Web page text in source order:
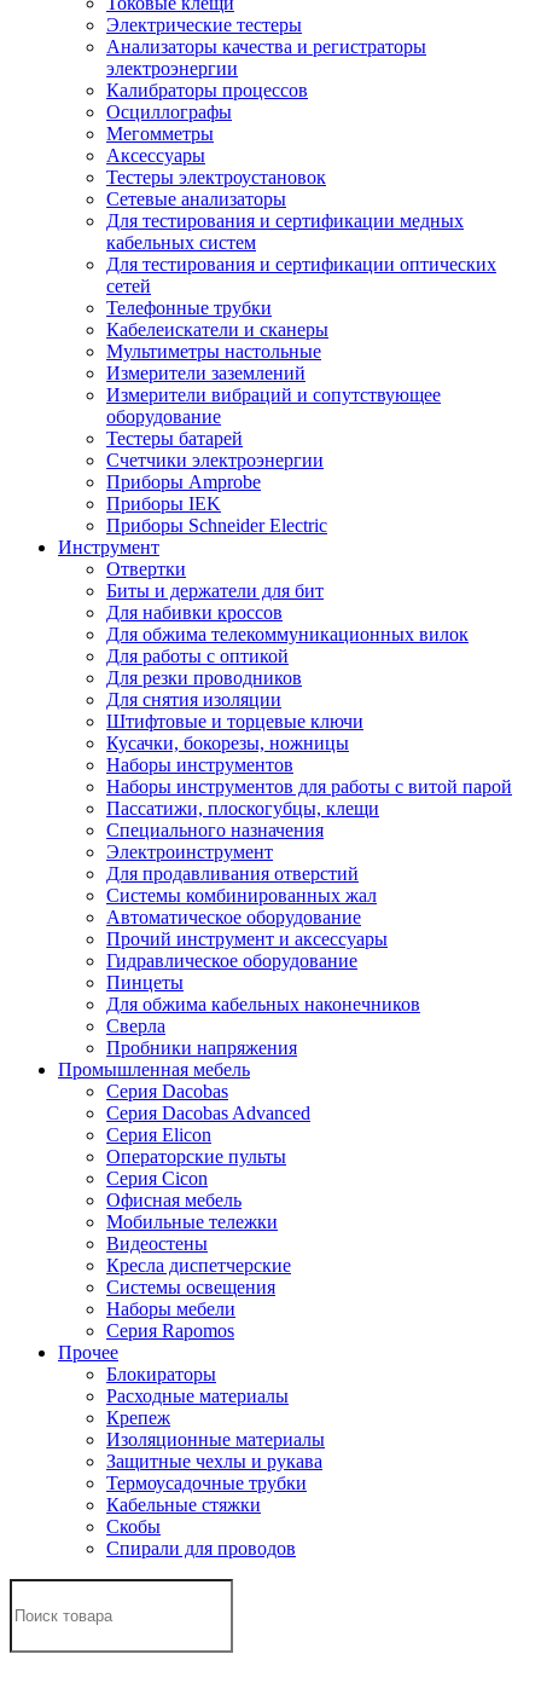
Электрические тестеры
Анализаторы качества и регистраторы
электроэнергии
Калибраторы процессов
Осциллографы
Мегомметры
Аксессуары
Тестеры электроустановок
Сетевые анализаторы
Для тестирования и сертификации медных
кабельных систем
Для тестирования и сертификации оптических
сетей
Телефонные трубки
Кабелеискатели и сканеры
Мультиметры настольные
Измерители заземлений
Измерители вибраций и сопутствующее
оборудование
Тестеры батарей
Счетчики электроэнергии
Приборы Amprobe
Приборы IEK
Приборы Schneider Electric
Инструмент
Отвертки
Биты и держатели для бит
Для набивки кроссов
Для обжима телекоммуникационных вилок
Для работы с оптикой
Для резки проводников
Для снятия изоляции
Штифтовые и торцевые ключи
Кусачки, бокорезы, ножницы
Наборы инструментов
Наборы инструментов для работы с витой парой
Пассатижи, плоскогубцы, клещи
Специального назначения
Электроинструмент
Для продавливания отверстий
Системы комбинированных жал
Автоматическое оборудование
Прочий инструмент и аксессуары
Гидравлическое оборудование
Пинцеты
Для обжима кабельных наконечников
Сверла
Пробники напряжения
Промышленная мебель
Серия Dacobas
Серия Dacobas Advanced
Серия Elicon
Операторские пульты
Серия Cicon
Офисная мебель
Мобильные тележки
Видеостены
Кресла диспетчерские
Системы освещения
Наборы мебели
Серия Rapomos
Прочее
Блокираторы
Расходные материалы
Крепеж
Изоляционные материалы
Защитные чехлы и рукава
Термоусадочные трубки
Кабельные стяжки
Скобы
Спирали для проводов